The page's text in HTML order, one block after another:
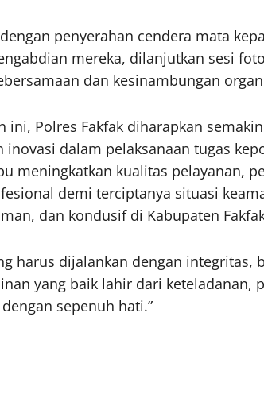
penyerahan cendera mata
mereka, dilanjutkan sesi
dan kesinambungan
ini, Polres Fakfak diharapkan
dalam pelaksanaan tugas
meningkatkan kualitas pelayanan,
demi terciptanya situasi
dan kondusif di Kabupaten
harus dijalankan dengan integritas,
yang baik lahir dari keteladanan,
sepenuh hati.”